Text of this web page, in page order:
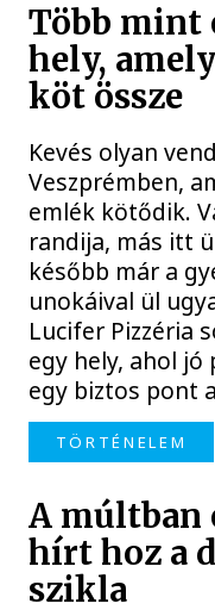
Több mint
hely,
köt össze
Kevés olyan
Veszprémben,
emlék kötődik.
randija, más itt
később már a
unokáival ül
Lucifer Pizzéria
egy hely, ahol jó
egy biztos pont
TÖRTÉNELEM
A múltban
hírt hoz a
szikla